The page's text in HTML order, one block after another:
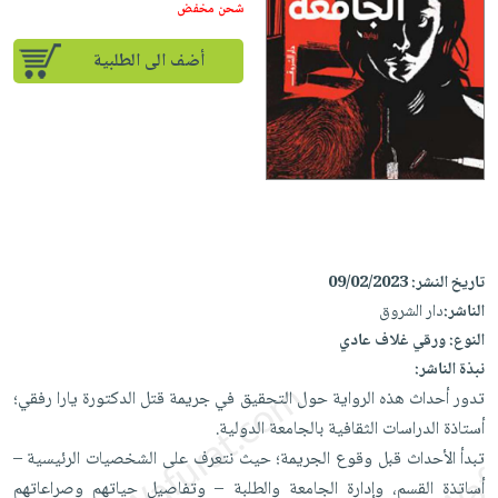
إختياراتنا
كتب
أكاديمية
صندوق
القراءة
English
iKitab
بلا
حدود
يتكرر
على
Android
تحميل
iKitab
على
Apple
أسئلة
يتكرر
طرحها
تحميل
على
على
Apple
المواضيع
الأكثر
مبيعاً
إختياراتنا
وسائل
جوائز
تعليمية
الصحة
والعناية
الشخصية
جديد
العناية
الشخصية
العناية
وتصفيف
الشعر
العناية
بالجسم
والسفرة
جديد
الكل
أواني
الطهي
أدوات
متجر
الهدايا
أقسام
شحن مخفض
أضف الى الطلبية
تاريخ النشر:09/02/2023
الناشر:دار الشروق
النوع:ورقي غلاف عادي
نبذة الناشر:
تدور أحداث هذه الرواية حول التحقيق في جريمة قتل الدكتورة يارا رفقي؛
أستاذة الدراسات الثقافية بالجامعة الدولية.
تبدأ الأحداث قبل وقوع الجريمة؛ حيث نتعرف على الشخصيات الرئيسية –
أساتذة القسم، وإدارة الجامعة والطلبة – وتفاصيل حياتهم وصراعاتهم